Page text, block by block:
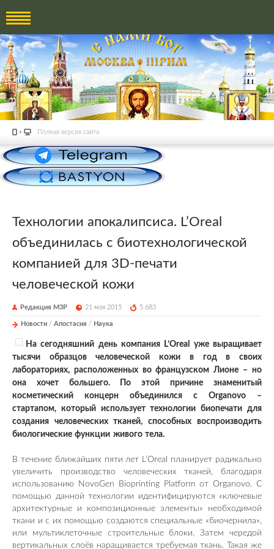
Полная версия сайта
Технологии апокалипсиса. L’Oreal
объединилась с биотехнологической
компанией для 3D-печати
человеческой кожи
Редакция М3Р 21 мая 2015 5 683
Новости / Апостасия / Наука
На сегодняшний день компания L’Oreal уже выращивает
тысячи образцов человеческой кожи в год в своих
лабораториях, расположенных во французском Лионе – но
она хочет большего. По этой причине знаменитый
косметический концерн объединился с Organovo –
стартапом, который использует технологии биопечати для
создания человеческих тканей, способных воспроизводить
биологические функции живого тела.
В течение ближайших пяти лет L’Oreal планирует радикально
увеличить производство человеческих тканей, благодаря
использованию NovoGen Bioprinting Platform от Organovo. С
помощью данной технологии идентифицируются «ключевые
архитектурные и композиционные элементы» необходимой
ткани и с их помощью создаются специальные «биочернила»,
или мультиклеточные строительные блоки. Затем чередой
вертикальных слоёв наращивается требуемая ткань. Такая же